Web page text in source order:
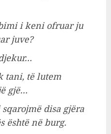
i keni ofruar ju
juve?
tani, të lutem
gjë…
sqarojmë disa gjëra
është në burg.